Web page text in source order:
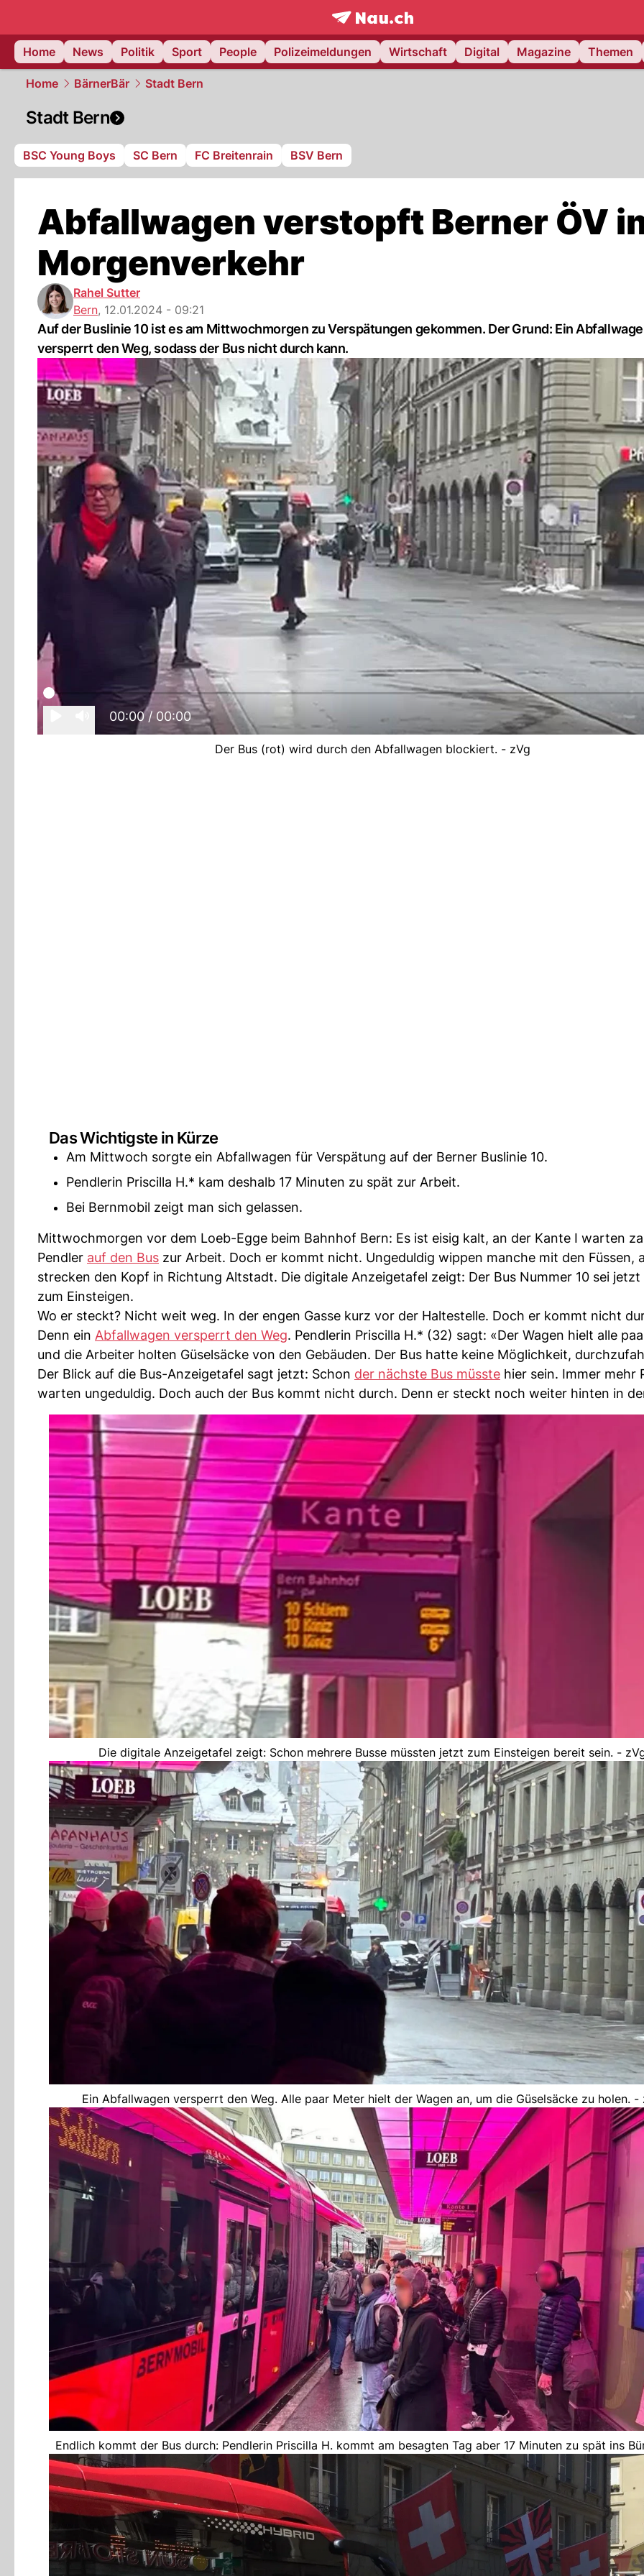
frontpage.NAU.ch
Home
News Politik Sport People Polizeimeldungen Wirtschaft Digital Magazine Themen
Home BärnerBär Stadt Bern
Stadt Bern
BSC Young Boys SC Bern FC Breitenrain BSV Bern
Abfallwagen verstopft Berner ÖV
Morgenverkehr
Rahel Sutter
Bern, 12.01.2024 - 09:21
Auf der Buslinie 10 ist es am Mittwochmorgen zu Verspätungen gekommen. Der Grund: Ein
versperrt den Weg, sodass der Bus nicht durch kann.
00:00/ 00:00
Der Bus (rot) wird durch den Abfallwagen blockiert. - zVg
Das Wichtigste in Kürze
Am Mittwoch sorgte ein Abfallwagen für Verspätung auf der Berner Buslinie 10.
Pendlerin Priscilla H.* kam deshalb 17 Minuten zu spät zur Arbeit.
Bei Bernmobil zeigt man sich gelassen.
Mittwochmorgen vor dem Loeb-Egge beim Bahnhof Bern: Es ist eisig kalt, an der Kante I warten
Pendler auf den Bus zur Arbeit. Doch er kommt nicht. Ungeduldig wippen manche mit den Füssen,
strecken den Kopf in Richtung Altstadt. Die digitale Anzeigetafel zeigt: Der Bus Nummer 10 sei
zum Einsteigen.
Wo er steckt? Nicht weit weg. In der engen Gasse kurz vor der Haltestelle. Doch er kommt nicht
Denn ein Abfallwagen versperrt den Weg. Pendlerin Priscilla H.* (32) sagt: «Der Wagen hielt alle
und die Arbeiter holten Güselsäcke von den Gebäuden. Der Bus hatte keine Möglichkeit,
Der Blick auf die Bus-Anzeigetafel sagt jetzt: Schon der nächste Bus müsste hier sein. Immer mehr
warten ungeduldig. Doch auch der Bus kommt nicht durch. Denn er steckt noch weiter hinten in
Die digitale Anzeigetafel zeigt: Schon mehrere Busse müssten jetzt zum Einsteigen bereit sein. -
Ein Abfallwagen versperrt den Weg. Alle paar Meter hielt der Wagen an, um die Güselsäcke zu holen. -
Endlich kommt der Bus durch: Pendlerin Priscilla H. kommt am besagten Tag aber 17 Minuten zu spät ins